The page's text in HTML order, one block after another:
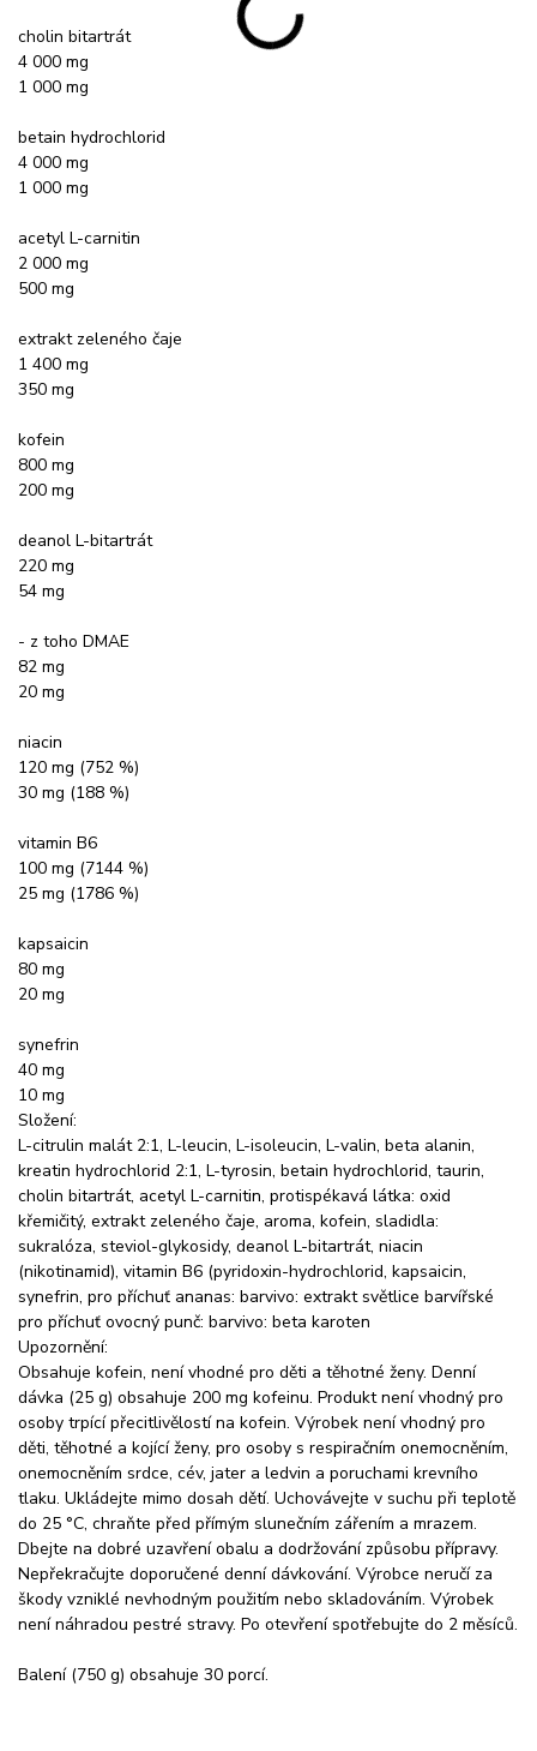
cholin bitartrát
4 000 mg
1 000 mg
betain hydrochlorid
4 000 mg
1 000 mg
acetyl L-carnitin
2 000 mg
500 mg
extrakt zeleného čaje
1 400 mg
350 mg
kofein
800 mg
200 mg
deanol L-bitartrát
220 mg
54 mg
- z toho DMAE
82 mg
20 mg
niacin
120 mg (752 %)
30 mg (188 %)
vitamin B6
100 mg (7144 %)
25 mg (1786 %)
kapsaicin
80 mg
20 mg
synefrin
40 mg
10 mg
Složení:
L-citrulin malát 2:1, L-leucin, L-isoleucin, L-valin, beta alanin,
kreatin hydrochlorid 2:1, L-tyrosin, betain hydrochlorid, taurin,
cholin bitartrát, acetyl L-carnitin, protispékavá látka: oxid
křemičitý, extrakt zeleného čaje, aroma, kofein, sladidla:
sukralóza, steviol-glykosidy, deanol L-bitartrát, niacin
(nikotinamid), vitamin B6 (pyridoxin-hydrochlorid, kapsaicin,
synefrin, pro příchuť ananas: barvivo: extrakt světlice barvířské
pro příchuť ovocný punč: barvivo: beta karoten
Upozornění:
Obsahuje kofein, není vhodné pro děti a těhotné ženy. Denní
dávka (25 g) obsahuje 200 mg kofeinu. Produkt není vhodný pro
osoby trpící přecitlivělostí na kofein. Výrobek není vhodný pro
děti, těhotné a kojící ženy, pro osoby s respiračním onemocněním,
onemocněním srdce, cév, jater a ledvin a poruchami krevního
tlaku. Ukládejte mimo dosah dětí. Uchovávejte v suchu při teplotě
do 25 °C, chraňte před přímým slunečním zářením a mrazem.
Dbejte na dobré uzavření obalu a dodržování způsobu přípravy.
Nepřekračujte doporučené denní dávkování. Výrobce neručí za
škody vzniklé nevhodným použitím nebo skladováním. Výrobek
není náhradou pestré stravy. Po otevření spotřebujte do 2 měsíců.
Balení (750 g) obsahuje 30 porcí.